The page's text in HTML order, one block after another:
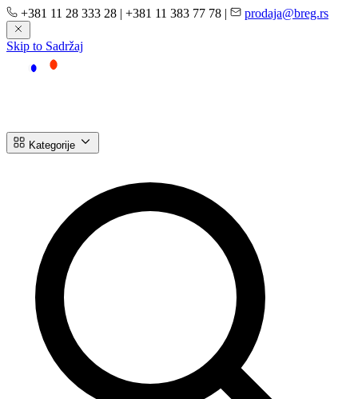
+381 11 28 333 28 | +381 11 383 77 78 | prodaja@breg.rs
Skip to Sadržaj
Kategorije